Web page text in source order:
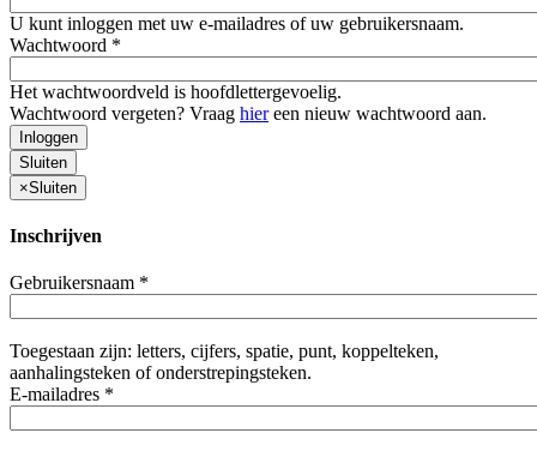
U kunt inloggen met uw e-mailadres of uw gebruikersnaam.
Wachtwoord *
Het wachtwoordveld is hoofdlettergevoelig.
Wachtwoord vergeten? Vraag hiereen nieuw wachtwoord aan.
Inloggen
Sluiten
×Sluiten
Inschrijven
Gebruikersnaam *
Toegestaan zijn: letters, cijfers, spatie, punt, koppelteken,
aanhalingsteken of onderstrepingsteken.
E-mailadres *